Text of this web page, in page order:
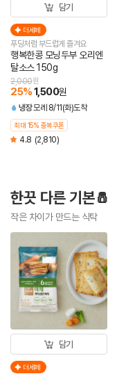
담기
더세페
푸딩처럼 부드럽게 즐겨요
행복한콩 모닝두부 오리엔
탈소스 150g
25%1,500원
2,000원
냉장 모레 8/11(화)도착
최대 15% 중복쿠폰
4.8 (2,810)
한끗 다른 기본🧂
작은 차이가 만드는 식탁
담기
더세페